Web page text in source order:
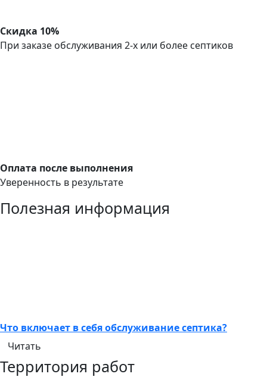
Скидка 10%
При заказе обслуживания 2-х или более септиков
Оплата после выполнения
Уверенность в результате
Полезная информация
Что включает в себя обслуживание септика?
Читать
Территория работ